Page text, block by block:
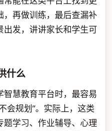
，再做训练，最后查漏补
发，讲讲家长和学生可
什么
慧教育平台时，最容易
会规划”。实际上，这类
学习、作业辅导、心理